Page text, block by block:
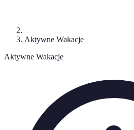
Aktywne Wakacje
Aktywne Wakacje